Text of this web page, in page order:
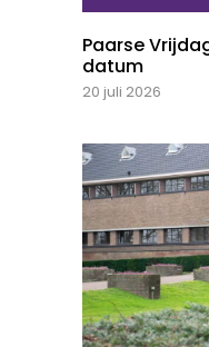
Paarse
datum
20 juli 2026